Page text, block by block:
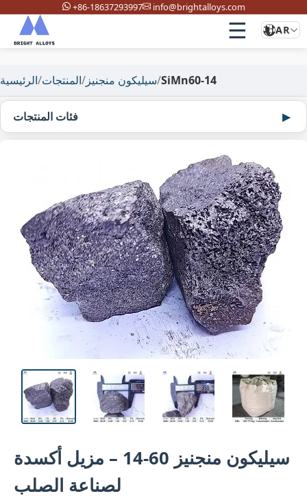
+86-18637293997 info@brightalloys.com
☰ AR
الرئيسية/المنتجات/سيليكون منجنيز/SiMn60-14
فئات المنتجات
سيليكون منجنيز 60-14 – مزيل أكسدة
لصناعة الصلب